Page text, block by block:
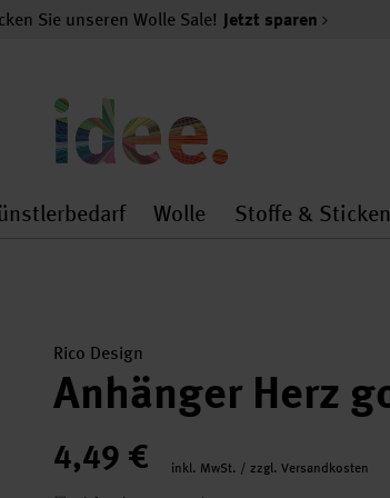
Sie unseren Wolle Sale! Jetzt sparen
general.openMenu
Künstlerbedarf
Wolle
Wolle
Stoffe & Sticken
Rico Design
Anhänger Herz
4,49 €
inkl. MwSt. / zzgl. Versandkosten